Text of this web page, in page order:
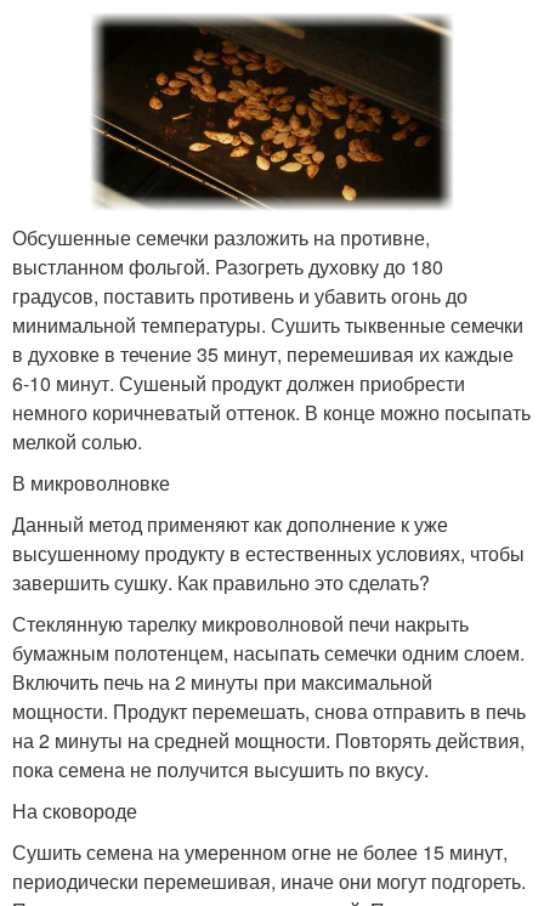
Обсушенные семечки разложить на противне,
выстланном фольгой. Разогреть духовку до 180
градусов, поставить противень и убавить огонь до
минимальной температуры. Сушить тыквенные семечки
в духовке в течение 35 минут, перемешивая их каждые
6-10 минут. Сушеный продукт должен приобрести
немного коричневатый оттенок. В конце можно посыпать
мелкой солью.
В микроволновке
Данный метод применяют как дополнение к уже
высушенному продукту в естественных условиях, чтобы
завершить сушку. Как правильно это сделать?
Стеклянную тарелку микроволновой печи накрыть
бумажным полотенцем, насыпать семечки одним слоем.
Включить печь на 2 минуты при максимальной
мощности. Продукт перемешать, снова отправить в печь
на 2 минуты на средней мощности. Повторять действия,
пока семена не получится высушить по вкусу.
На сковороде
Сушить семена на умеренном огне не более 15 минут,
периодически перемешивая, иначе они могут подгореть.